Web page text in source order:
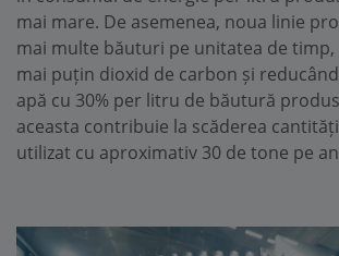
mai mare. De asemenea, noua linie
mai multe băuturi pe unitatea de timp,
mai puțin dioxid de carbon și
apă cu 30% per litru de băutură
aceasta contribuie la scăderea
utilizat cu aproximativ 30 de tone pe